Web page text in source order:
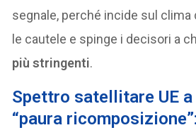
segnale, perché incide sul clima
le cautele e spinge i decisori a
più stringenti.
Spettro satellitare UE a
“paura